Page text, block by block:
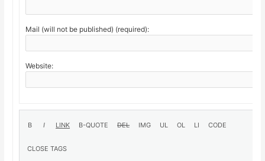
Mail (will not be published) (required):
Website: